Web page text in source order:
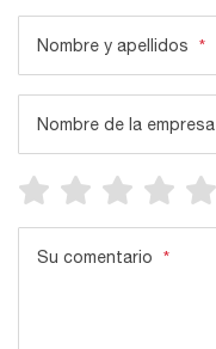
Nombre y apellidos *
Nombre de la empresa
Su comentario *